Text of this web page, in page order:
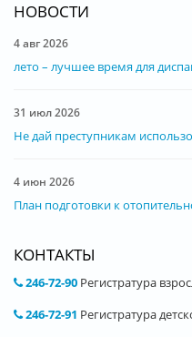
НОВОСТИ
4 авг 2026
лето – лучшее время для
31 июл 2026
Не дай преступникам
4 июн 2026
План подготовки к
КОНТАКТЫ
246-72-90 Регистратура
246-72-91 Регистратура